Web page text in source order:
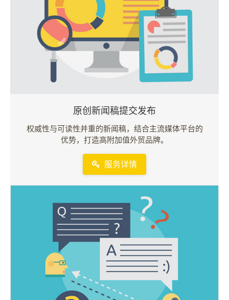
原创新闻稿提交发布
权威性与可读性并重的新闻稿，结合主流媒体平台的
优势，打造高附加值外贸品牌。
服务详情